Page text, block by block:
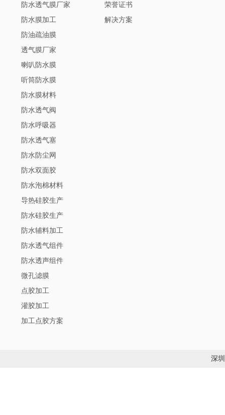
防水透气膜厂家
防水膜加工
防油疏油膜
透气膜厂家
喇叭防水膜
听筒防水膜
防水膜材料
防水透气阀
防水呼吸器
防水透气塞
防水防尘网
防水双面胶
防水泡棉材料
导热硅胶生产
防水硅胶生产
防水辅料加工
防水透气组件
防水透声组件
微孔滤膜
点胶加工
灌胶加工
加工点胶方案
荣誉证书
解决方案
深